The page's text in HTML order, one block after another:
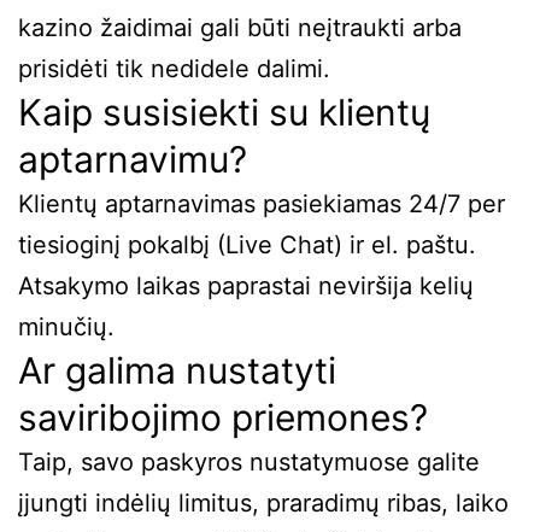
kazino žaidimai gali būti neįtraukti arba
prisidėti tik nedidele dalimi.
Kaip susisiekti su klientų
aptarnavimu?
Klientų aptarnavimas pasiekiamas 24/7 per
tiesioginį pokalbį (Live Chat) ir el. paštu.
Atsakymo laikas paprastai neviršija kelių
minučių.
Ar galima nustatyti
saviribojimo priemones?
Taip, savo paskyros nustatymuose galite
įjungti indėlių limitus, praradimų ribas, laiko